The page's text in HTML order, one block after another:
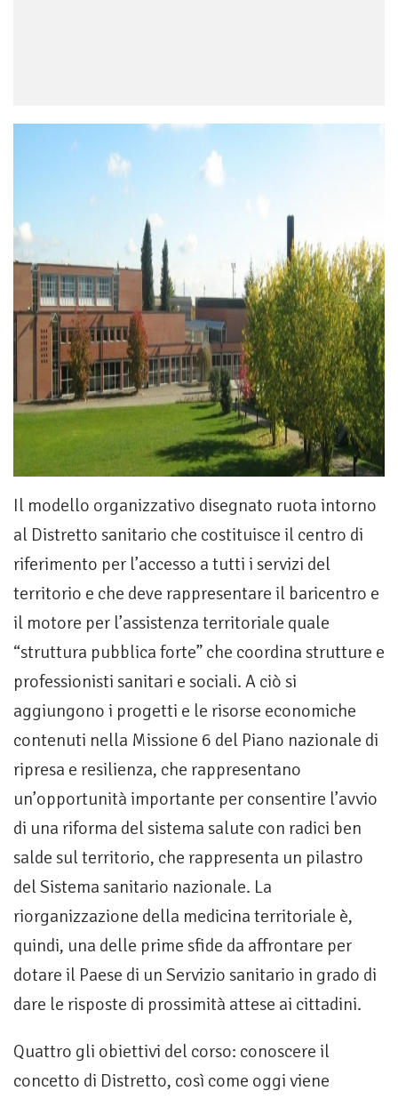
Il modello organizzativo disegnato ruota intorno
al Distretto sanitario che costituisce il centro di
riferimento per l’accesso a tutti i servizi del
territorio e che deve rappresentare il baricentro e
il motore per l’assistenza territoriale quale
“struttura pubblica forte” che coordina strutture e
professionisti sanitari e sociali. A ciò si
aggiungono i progetti e le risorse economiche
contenuti nella Missione 6 del Piano nazionale di
ripresa e resilienza, che rappresentano
un’opportunità importante per consentire l’avvio
di una riforma del sistema salute con radici ben
salde sul territorio, che rappresenta un pilastro
del Sistema sanitario nazionale. La
riorganizzazione della medicina territoriale è,
quindi, una delle prime sfide da affrontare per
dotare il Paese di un Servizio sanitario in grado di
dare le risposte di prossimità attese ai cittadini.
Quattro gli obiettivi del corso: conoscere il
concetto di Distretto, così come oggi viene